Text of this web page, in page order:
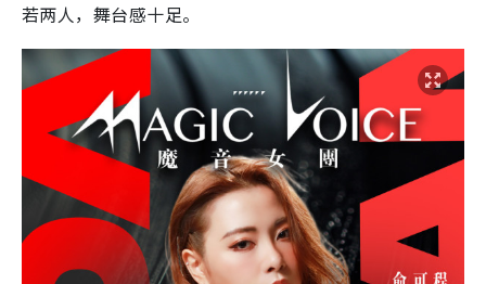
若两人，舞台感十足。